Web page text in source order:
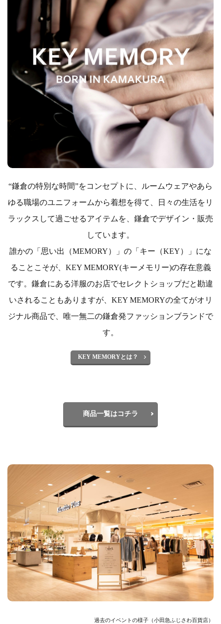
“鎌倉の特別な時間”をコンセプトに、ルームウェアやあら
ゆる職場のユニフォームから着想を得て、日々の生活をリ
ラックスして過ごせるアイテムを、鎌倉でデザイン・販売
しています。
誰かの「思い出（MEMORY）」の「キー（KEY）」にな
ることこそが、KEY MEMORY(キーメモリー)の存在意義
です。鎌倉にある洋服のお店でセレクトショップだと勘違
いされることもありますが、KEY MEMORYの全てがオリ
ジナル商品で、唯一無二の鎌倉発ファッションブランドで
す。
KEY MEMORYとは？
商品一覧はコチラ
過去のイベントの様子（小田急ふじさわ百貨店）